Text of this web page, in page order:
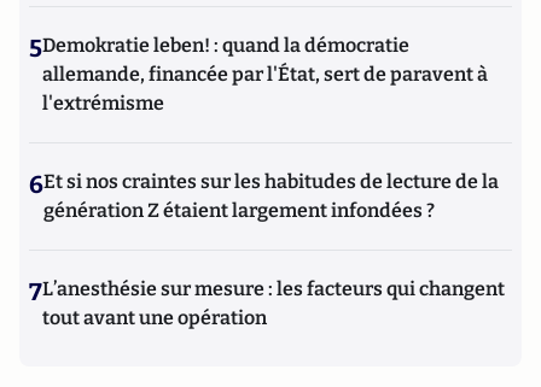
5Demokratie leben! : quand la démocratie
allemande, financée par l'État, sert de paravent à
l'extrémisme
6Et si nos craintes sur les habitudes de lecture de la
génération Z étaient largement infondées ?
7L’anesthésie sur mesure : les facteurs qui changent
tout avant une opération